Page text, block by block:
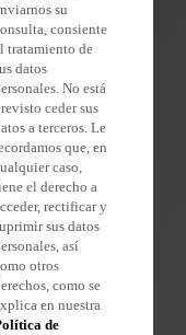
su
consiente
tratamiento de
datos
No está
ceder sus
a terceros. Le
que, en
caso,
el derecho a
rectificar y
sus datos
así
otros
como se
en nuestra
de